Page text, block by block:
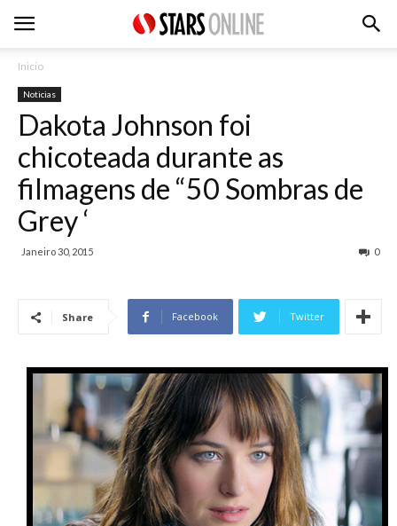
Inicio
Noticias
Dakota Johnson foi
chicoteada durante as
filmagens de “50 Sombras de
Grey ‘
Janeiro 30, 2015 0
Share Facebook Twitter